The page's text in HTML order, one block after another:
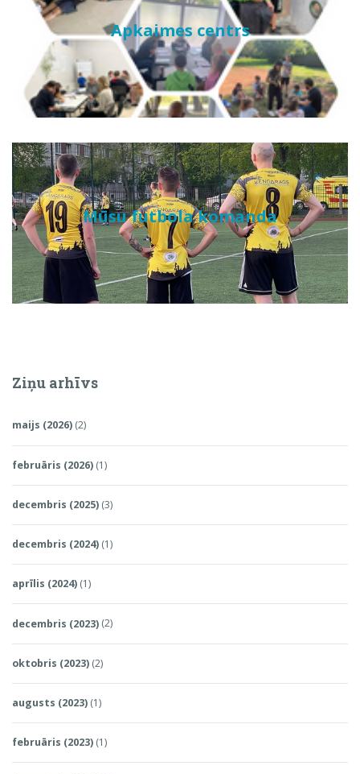
Apkaimes centrs
Mūsu futbola komanda
Ziņu arhīvs
maijs (2026) (2)
februāris (2026) (1)
decembris (2025) (3)
decembris (2024) (1)
aprīlis (2024) (1)
decembris (2023) (2)
oktobris (2023) (2)
augusts (2023) (1)
februāris (2023) (1)